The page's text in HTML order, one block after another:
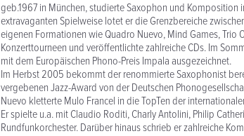
geb.1967 in München, studierte Saxophon und Komposition
extravaganten Spielweise lotet er die Grenzbereiche
eigenen Formationen wie Quadro Nuevo, Mind Games,
Konzerttourneen und veröffentlichte zahlreiche CDs. Im
mit dem Europäischen Phono-Preis Impala ausgezeichnet.
Im Herbst 2005 bekommt der renommierte Saxophonist
vergebenen Jazz-Award von der Deutschen
Nuevo kletterte Mulo Francel in die TopTen der
Er spielte u.a. mit Claudio Roditi, Charly Antolini, Philip
Rundfunkorchester. Darüber hinaus schrieb er zahlreiche